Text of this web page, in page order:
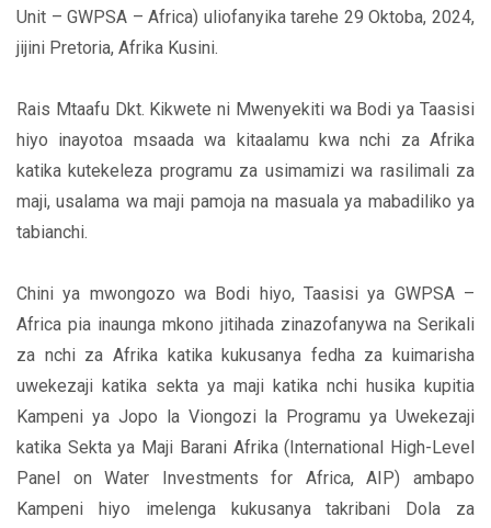
Unit – GWPSA – Africa) uliofanyika tarehe 29 Oktoba, 2024,
jijini Pretoria, Afrika Kusini.
Rais Mtaafu Dkt. Kikwete ni Mwenyekiti wa Bodi ya Taasisi
hiyo inayotoa msaada wa kitaalamu kwa nchi za Afrika
katika kutekeleza programu za usimamizi wa rasilimali za
maji, usalama wa maji pamoja na masuala ya mabadiliko ya
tabianchi.
Chini ya mwongozo wa Bodi hiyo, Taasisi ya GWPSA –
Africa pia inaunga mkono jitihada zinazofanywa na Serikali
za nchi za Afrika katika kukusanya fedha za kuimarisha
uwekezaji katika sekta ya maji katika nchi husika kupitia
Kampeni ya Jopo la Viongozi la Programu ya Uwekezaji
katika Sekta ya Maji Barani Afrika (International High-Level
Panel on Water Investments for Africa, AIP) ambapo
Kampeni hiyo imelenga kukusanya takribani Dola za